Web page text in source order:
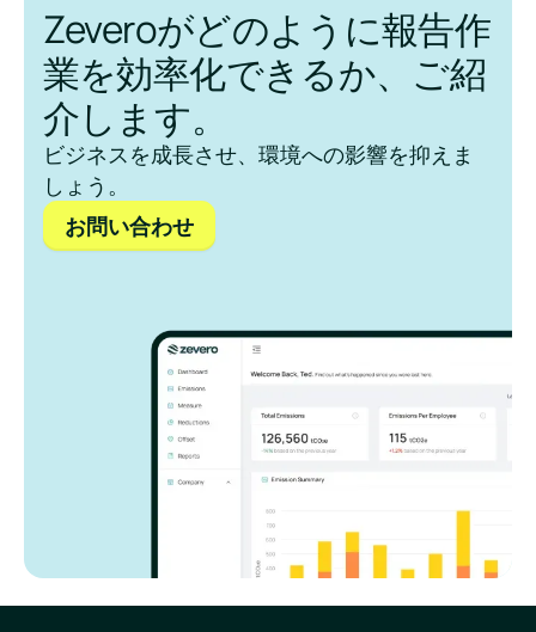
Zeveroがどのように報告作
業を効率化できるか、ご紹
介します。
ビジネスを成長させ、環境への影響を抑えま
しょう。
お問い合わせ